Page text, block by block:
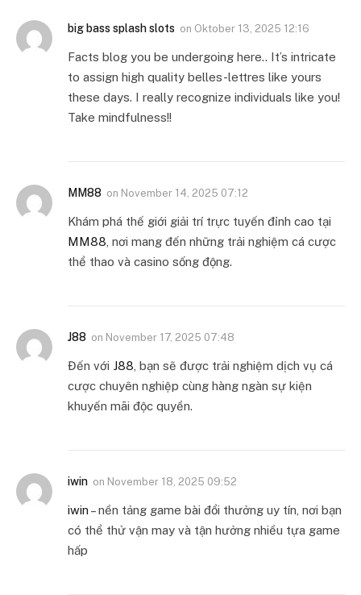
big bass splash slots on Oktober 13, 2025 12:16
Facts blog you be undergoing here.. It’s intricate
to assign high quality belles-lettres like yours
these days. I really recognize individuals like you!
Take mindfulness!!
MM88 on November 14, 2025 07:12
Khám phá thế giới giải trí trực tuyến đỉnh cao tại
MM88 , nơi mang đến những trải nghiệm cá cược
thể thao và casino sống động.
J88 on November 17, 2025 07:48
Đến với J88 , bạn sẽ được trải nghiệm dịch vụ cá
cược chuyên nghiệp cùng hàng ngàn sự kiện
khuyến mãi độc quyền.
iwin on November 18, 2025 09:52
iwin – nền tảng game bài đổi thưởng uy tín, nơi bạn
có thể thử vận may và tận hưởng nhiều tựa game
hấp